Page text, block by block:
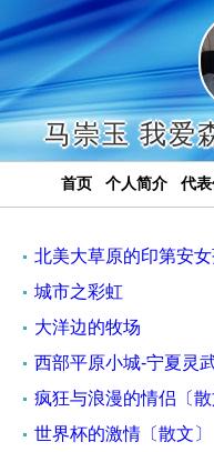
马崇玉 我爱
首页 个人简介 代
北美大草原的印第安
城市之彩虹
大洋边的牧场
西部平原小城-宁夏灵
疯狂与浪漫的情侣〔散
世界杯的激情〔散文〕